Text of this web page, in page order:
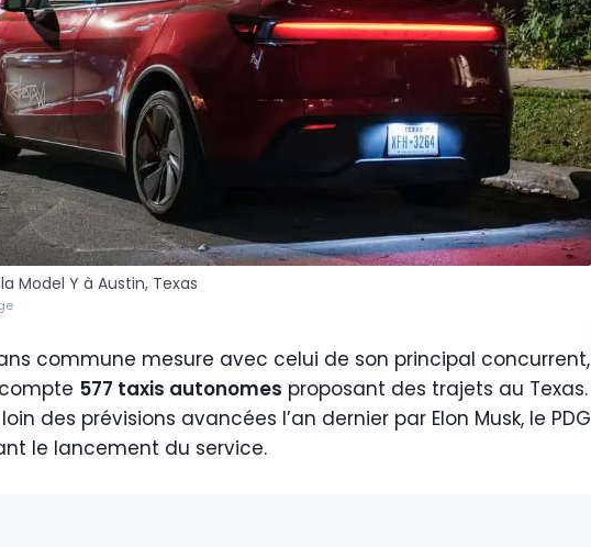
Model Y à Austin, Texas
commune mesure avec celui de son principal concurrent,
577 taxis autonomes proposant des trajets au Texas.
des prévisions avancées l’an dernier par Elon Musk, le PDG
le lancement du service.